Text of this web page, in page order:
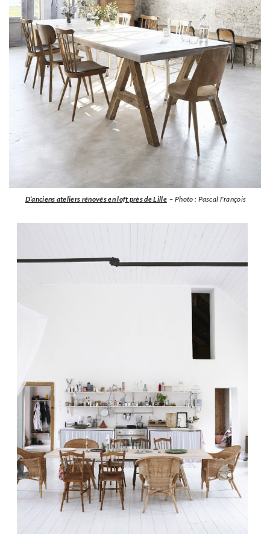
D’anciens ateliers rénovés en loft près de Lille – Photo : Pascal François